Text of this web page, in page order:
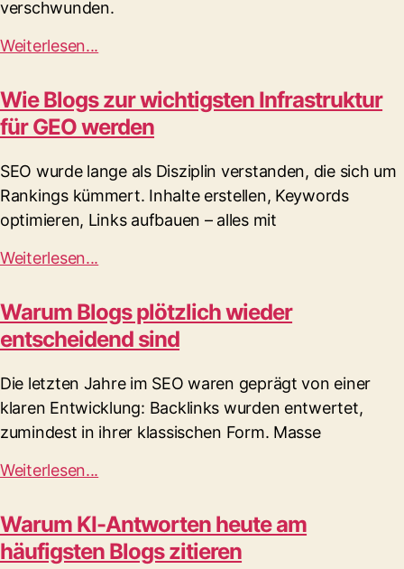
verschwunden.
Weiterlesen...
Wie Blogs zur wichtigsten Infrastruktur
für GEO werden
SEO wurde lange als Disziplin verstanden, die sich um
Rankings kümmert. Inhalte erstellen, Keywords
optimieren, Links aufbauen – alles mit
Weiterlesen...
Warum Blogs plötzlich wieder
entscheidend sind
Die letzten Jahre im SEO waren geprägt von einer
klaren Entwicklung: Backlinks wurden entwertet,
zumindest in ihrer klassischen Form. Masse
Weiterlesen...
Warum KI-Antworten heute am
häufigsten Blogs zitieren